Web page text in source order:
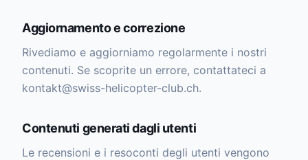
Aggiornamento e correzione
Rivediamo e aggiorniamo regolarmente i nostri
contenuti. Se scoprite un errore, contattateci a
kontakt@swiss-helicopter-club.ch.
Contenuti generati dagli utenti
Le recensioni e i resoconti degli utenti vengono